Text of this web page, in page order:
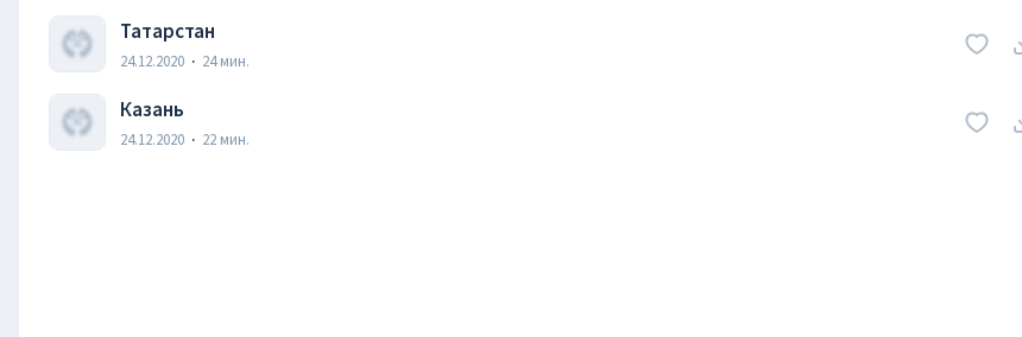
Татарстан
24.12.2020 · 24 мин.
Казань
24.12.2020 · 22 мин.